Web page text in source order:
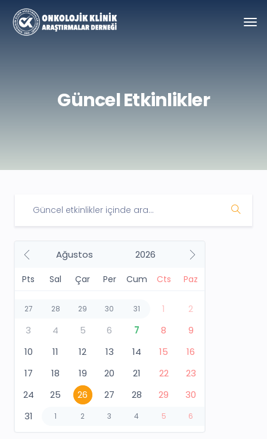
Güncel Etkinlikler
Ağustos 2026
Pts Sal Çar Per Cum Cts Paz
27 28 29 30 31 1
2
3
4 5 6 7 8
9
10
11 12 13 14 15
16
17
18 19 20 21 22
23
24
25 26 27 28 29
30
31
1 2 3 4 5 6